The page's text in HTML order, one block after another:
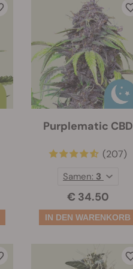
Purplematic CBD
(207)
€ 34.50
Samen: 3